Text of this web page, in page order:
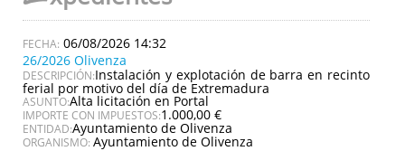
06/08/2026 14:32
26/2026 Olivenza
DESCRIPCIÓN:Instalación y explotación de barra en recinto
ferial por motivo del día de Extremadura
ASUNTO:Alta licitación en Portal
IMPORTE CON IMPUESTOS:1.000,00 €
ENTIDAD:Ayuntamiento de Olivenza
ORGANISMO: Ayuntamiento de Olivenza